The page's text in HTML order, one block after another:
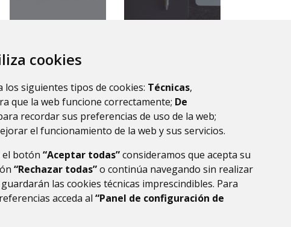
cookies
los siguientes tipos de cookies: Técnicas,
que la web funcione correctamente; De
recordar sus preferencias de uso de la web;
el funcionamiento de la web y sus servicios.
el botón “Aceptar todas”consideramos que acepta su
“Rechazar todas”o continúa navegando sin realizar
las cookies técnicas imprescindibles. Para
acceda al “Panel de configuración de
la ribagorza
provincial de
huesca